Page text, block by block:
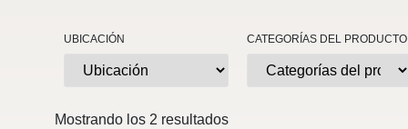
UBICACIÓN CATEGORÍAS DEL PRODUCTO
Mostrando los 2 resultados